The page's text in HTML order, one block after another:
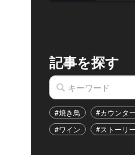
記事を探す
#焼き鳥 #カウンター
#ワイン
#ストーリー